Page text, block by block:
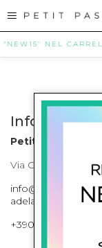
NEL
Info contatti
Petit Pasha
Via Cilea, 255
+39081643421 ,